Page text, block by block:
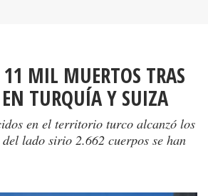
MIL MUERTOS TRAS
TURQUÍA Y SUIZA
en el territorio turco alcanzó los
lado sirio 2.662 cuerpos se han